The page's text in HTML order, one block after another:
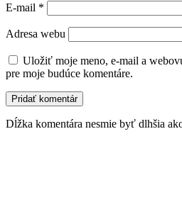
E-mail *
Adresa webu
Uložiť moje meno, e-mail a
pre moje budúce komentáre.
Dĺžka komentára nesmie byť dlhšia